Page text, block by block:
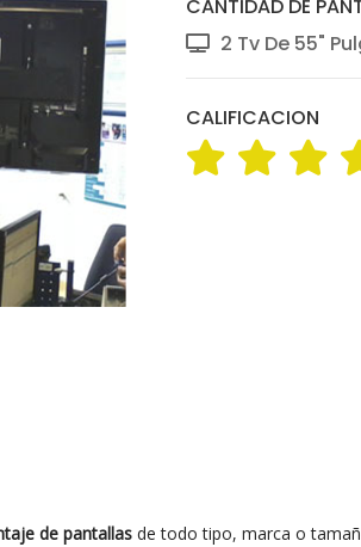
CANTIDAD DE
2 Tv De 55"
CALIFICACION
de pantallas de todo tipo, marca o